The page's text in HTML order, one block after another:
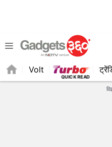
Volt
QUICK READ